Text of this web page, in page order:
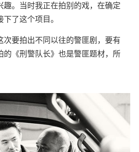
趣。当时我正在拍别的戏，在确定
了这个项目。
次要拍出不同以往的警匪剧，要有
的《刑警队长》也是警匪题材，所